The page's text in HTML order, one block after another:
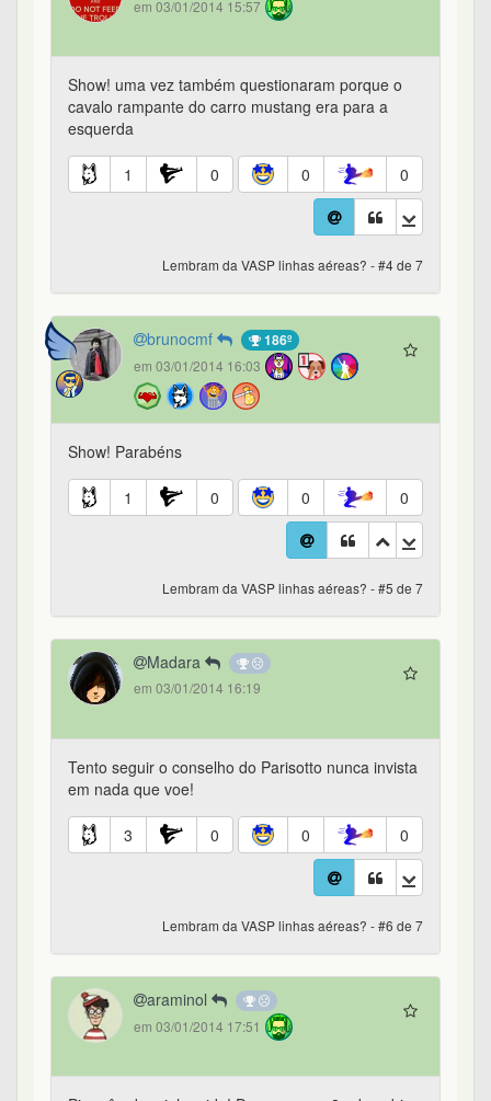
em 03/01/2014 15:57
Show! uma vez também questionaram porque o
cavalo rampante do carro mustang era para a
esquerda
1 0 0 0
Lembram da VASP linhas aéreas? - #4 de 7
brunocmf 186º
em 03/01/2014 16:03
Show! Parabéns
1 0 0 0
Lembram da VASP linhas aéreas? - #5 de 7
Madara
em 03/01/2014 16:19
Tento seguir o conselho do Parisotto nunca invista
em nada que voe!
3 0 0 0
Lembram da VASP linhas aéreas? - #6 de 7
araminol
em 03/01/2014 17:51